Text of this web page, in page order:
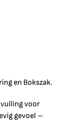
en Bokszak.
voor
gevoel –